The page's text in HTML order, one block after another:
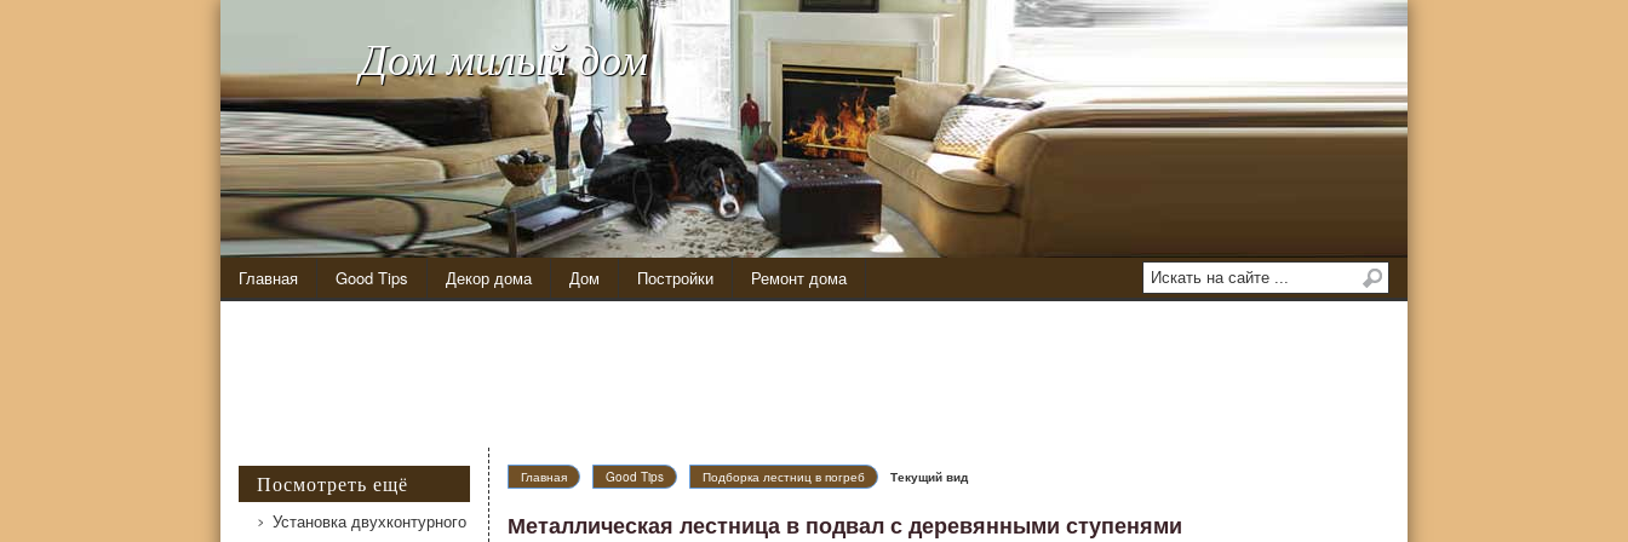
Дом милый дом
Главная Good Tips Декор дома Дом Постройки Ремонт дома
Главная Good Tips Подборка лестниц в погреб Текущий вид
Металлическая лестница в подвал с деревянными ступенями
Посмотреть ещё
Установка двухконтурного